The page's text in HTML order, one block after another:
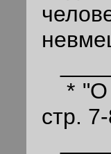
* "О
стр.